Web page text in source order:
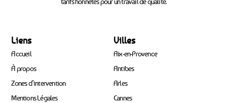
Liens
Accueil
À propos
Zones d’intervention
Mentions Légales
Villes
Aix-en-Provence
Antibes
Arles
Cannes